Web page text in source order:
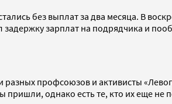
без выплат за два месяца. В
зарплат на подрядчика и
профсоюзов и активисты
однако есть те, кто их еще не